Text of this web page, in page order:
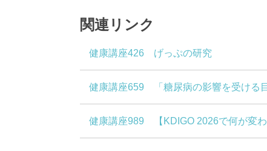
関連リンク
健康講座426 げっぷの研究
健康講座659 「糖尿病の影響を受ける
健康講座989 【KDIGO 2026で何が変